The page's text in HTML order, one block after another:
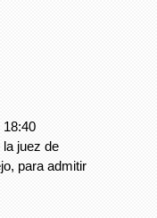
18:40
juez de
para admitir